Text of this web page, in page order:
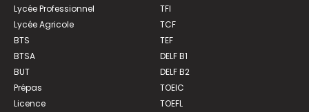
Lycée Professionnel
Lycée Agricole
BTS
BTSA
BUT
Prépas
Licence
TFI
TCF
TEF
DELF B1
DELF B2
TOEIC
TOEFL